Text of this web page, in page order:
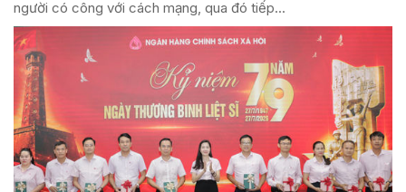
người có công với cách mạng, qua đó tiếp...